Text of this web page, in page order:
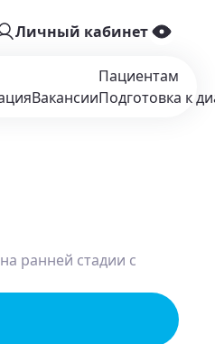
Личный кабинет
Вакансии
Пациентам
Подготовка к
ранней стадии с